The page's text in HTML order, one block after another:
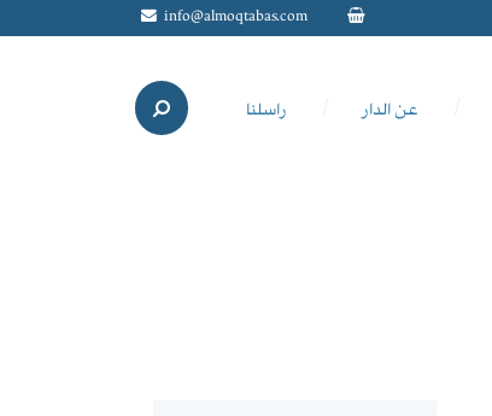
info@almoqtabas.com
عن الدار راسلنا